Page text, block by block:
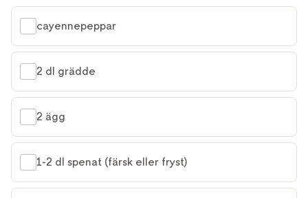
cayennepeppar
2 dl grädde
2 ägg
1-2 dl spenat (färsk eller fryst)